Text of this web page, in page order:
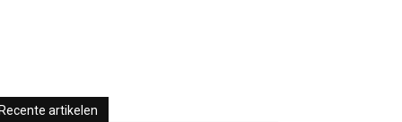
Recente artikelen